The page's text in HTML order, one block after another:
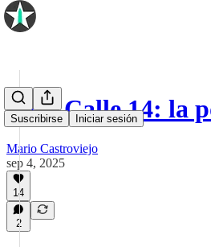
Suscribirse Iniciar sesión
🇺🇸 Calle 14: la
Mario Castroviejo
sep 4, 2025
14
2